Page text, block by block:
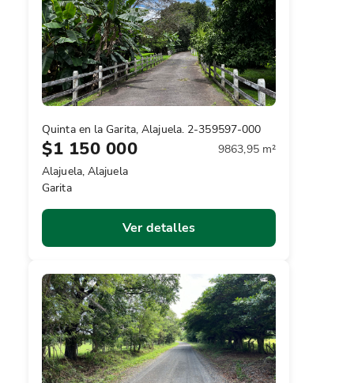
Quinta en la Garita, Alajuela. 2-359597-000
$1 150 000
9863,95 m²
Alajuela, Alajuela
Garita
Ver detalles